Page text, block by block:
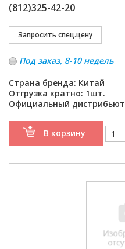
(812)325-42-20
Под заказ, 8-10 недель
Страна бренда: Китай
Отгрузка кратно: 1шт.
Официальный
В корзину